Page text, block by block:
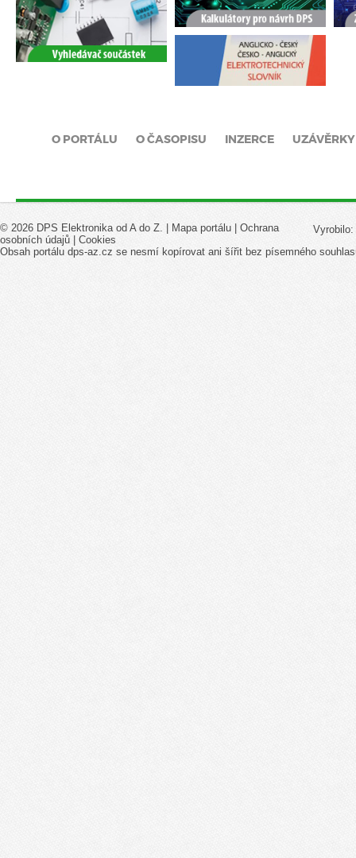
O PORTÁLU O ČASOPISU INZERCE UZÁVĚRKY
Vyrobilo:
© 2026 DPS Elektronika od A do Z. | Mapa portálu
Ochrana
osobních údajů
Cookies
Obsah portálu dps-az.cz se nesmí kopírovat ani šířit bez písemného